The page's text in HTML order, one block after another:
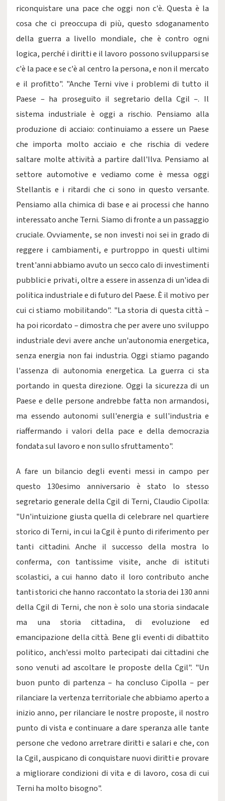
riconquistare una pace che oggi non c'è. Questa è la
cosa che ci preoccupa di più, questo sdoganamento
della guerra a livello mondiale, che è contro ogni
logica, perché i diritti e il lavoro possono svilupparsi se
c'è la pace e se c'è al centro la persona, e non il mercato
e il profitto". "Anche Terni vive i problemi di tutto il
Paese – ha proseguito il segretario della Cgil –. Il
sistema industriale è oggi a rischio. Pensiamo alla
produzione di acciaio: continuiamo a essere un Paese
che importa molto acciaio e che rischia di vedere
saltare molte attività a partire dall'Ilva. Pensiamo al
settore automotive e vediamo come è messa oggi
Stellantis e i ritardi che ci sono in questo versante.
Pensiamo alla chimica di base e ai processi che hanno
interessato anche Terni. Siamo di fronte a un passaggio
cruciale. Ovviamente, se non investi noi sei in grado di
reggere i cambiamenti, e purtroppo in questi ultimi
trent'anni abbiamo avuto un secco calo di investimenti
pubblici e privati, oltre a essere in assenza di un'idea di
politica industriale e di futuro del Paese. È il motivo per
cui ci stiamo mobilitando". "La storia di questa città –
ha poi ricordato – dimostra che per avere uno sviluppo
industriale devi avere anche un'autonomia energetica,
senza energia non fai industria. Oggi stiamo pagando
l'assenza di autonomia energetica. La guerra ci sta
portando in questa direzione. Oggi la sicurezza di un
Paese e delle persone andrebbe fatta non armandosi,
ma essendo autonomi sull'energia e sull'industria e
riaffermando i valori della pace e della democrazia
fondata sul lavoro e non sullo sfruttamento".
A fare un bilancio degli eventi messi in campo per
questo 130esimo anniversario è stato lo stesso
segretario generale della Cgil di Terni, Claudio Cipolla:
"Un'intuizione giusta quella di celebrare nel quartiere
storico di Terni, in cui la Cgil è punto di riferimento per
tanti cittadini. Anche il successo della mostra lo
conferma, con tantissime visite, anche di istituti
scolastici, a cui hanno dato il loro contributo anche
tanti storici che hanno raccontato la storia dei 130 anni
della Cgil di Terni, che non è solo una storia sindacale
ma una storia cittadina, di evoluzione ed
emancipazione della città. Bene gli eventi di dibattito
politico, anch'essi molto partecipati dai cittadini che
sono venuti ad ascoltare le proposte della Cgil". "Un
buon punto di partenza – ha concluso Cipolla – per
rilanciare la vertenza territoriale che abbiamo aperto a
inizio anno, per rilanciare le nostre proposte, il nostro
punto di vista e continuare a dare speranza alle tante
persone che vedono arretrare diritti e salari e che, con
la Cgil, auspicano di conquistare nuovi diritti e provare
a migliorare condizioni di vita e di lavoro, cosa di cui
Terni ha molto bisogno".